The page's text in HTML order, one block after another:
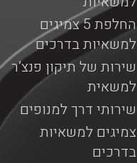
החלפת 5 צמיגים
למשאיות בדרכים
שירות של תיקון פנצ’ר
למשאית
שירותי דרך למנופים
צמיגים למשאיות
בדרכים